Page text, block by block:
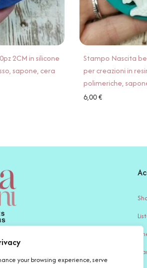
your browsing experience, serve
2CM in silicone
sapone, cera
Stampo Nascita
per creazioni in
polimeriche,
6,00€
esprimersi al meglio con prodotti fatti a
la propria ispirazione.